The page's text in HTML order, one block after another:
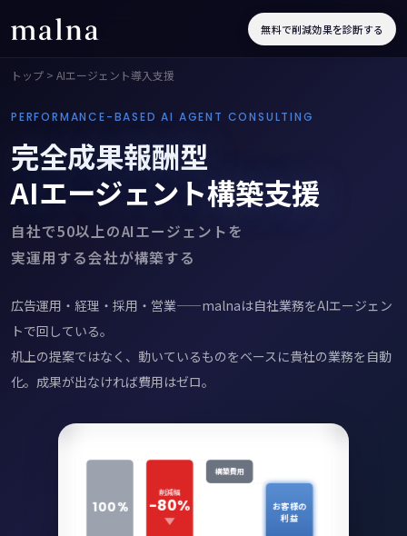
無料で削減効果を診断する
トップ > AIエージェント導入支援
PERFORMANCE-BASED AI AGENT CONSULTING
完全成果報酬型
AIエージェント構築支援
自社で50以上のAIエージェントを
実運用する会社が構築する
広告運用・経理・採用・営業——malnaは自社業務をAIエージェン
トで回している。
机上の提案ではなく、動いているものをベースに貴社の業務を自動
化。成果が出なければ費用はゼロ。
100%
削減幅
-80%
構築費用
お客様の
利益